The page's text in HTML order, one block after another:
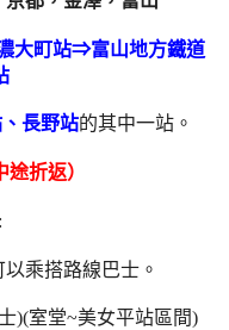
大町站⇒富山地方鐵道
長野站的其中一站。
途折返）
:
乘搭路線巴士。
)(室堂~美女平站區間)